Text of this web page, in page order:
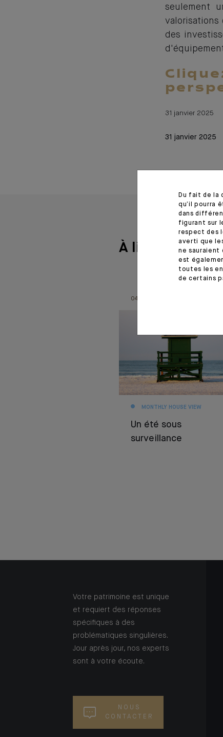
seulement
valorisations
des
31 janvier 2025
31 janvier 2025
À lire aussi
04.08.26
MONTHLY HOUSE VIEW
Un été sous
surveillance
Votre patrimoine est unique
et requiert des réponses
spécifiques à des
problématiques singulières.
Jour après jour, nos experts
sont à votre écoute.
NOUS
CONTACTER
Du fait de la
qu’il pourra
dans
figurant sur
respect des
averti que
ne sauraient
est
toutes les
de certains